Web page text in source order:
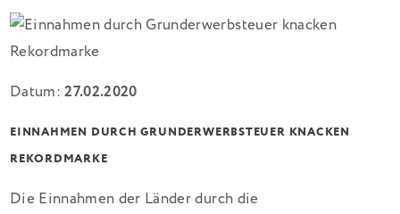
Datum:27.02.2020
EINNAHMEN DURCH GRUNDERWERBSTEUER KNACKEN
REKORDMARKE
Die Einnahmen der Länder durch die